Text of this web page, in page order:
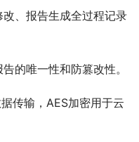
、报告生成全过程记录
的唯一性和防篡改性。
传输，AES加密用于云